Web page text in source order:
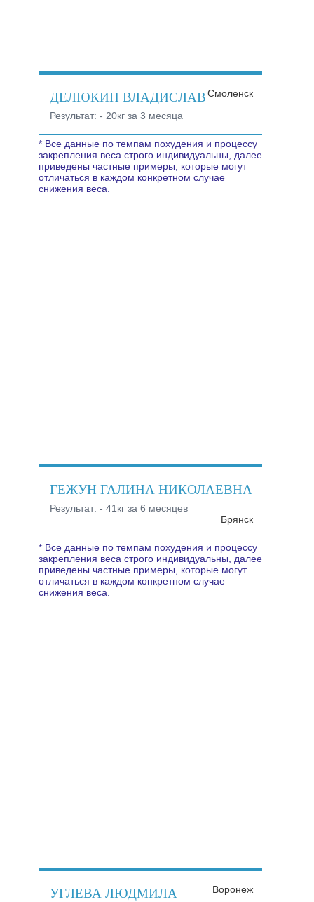
ДЕЛЮКИН ВЛАДИСЛАВ
Результат: - 20кг за 3 месяца
Смоленск
* Все данные по темпам похудения и процессу
закрепления веса строго индивидуальны, далее
приведены частные примеры, которые могут
отличаться в каждом конкретном случае
снижения веса.
ГЕЖУН ГАЛИНА НИКОЛАЕВНА
Результат: - 41кг за 6 месяцев
Брянск
* Все данные по темпам похудения и процессу
закрепления веса строго индивидуальны, далее
приведены частные примеры, которые могут
отличаться в каждом конкретном случае
снижения веса.
УГЛЕВА ЛЮДМИЛА Воронеж